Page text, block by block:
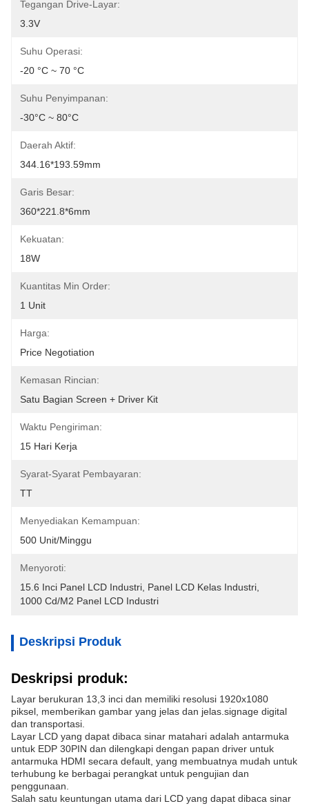
Tegangan Drive-Layar:
3.3V
Suhu Operasi:
-20 °C ~ 70 °C
Suhu Penyimpanan:
-30°C ~ 80°C
Daerah Aktif:
344.16*193.59mm
Garis Besar:
360*221.8*6mm
Kekuatan:
18W
Kuantitas Min Order:
1 Unit
Harga:
Price Negotiation
Kemasan Rincian:
Satu Bagian Screen + Driver Kit
Waktu Pengiriman:
15 Hari Kerja
Syarat-Syarat Pembayaran:
TT
Menyediakan Kemampuan:
500 Unit/minggu
Menyoroti:
15.6 Inci Panel LCD Industri Panel LCD Kelas Industri
1000 Cd/m2 Panel LCD Industri
Deskripsi Produk
Deskripsi produk:
Layar berukuran 13,3 inci dan memiliki resolusi 1920x1080
piksel, memberikan gambar yang jelas dan jelas.signage digital
dan transportasi.
Layar LCD yang dapat dibaca sinar matahari adalah antarmuka
untuk EDP 30PIN dan dilengkapi dengan papan driver untuk
antarmuka HDMI secara default, yang membuatnya mudah untuk
terhubung ke berbagai perangkat untuk pengujian dan
penggunaan.
Salah satu keuntungan utama dari LCD yang dapat dibaca sinar